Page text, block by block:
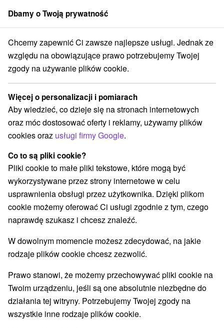
członek grupySorger
dzieci Východné Slovensko Prešovský kraj Tatranská Lomnica
Atrakcje dla dzieci Tatranská
Lomnica a v okolí
Kategorie
Wszystkie kategorie
Atrakcje z adrenaliną
Atrakcje turystyczne(1)
Ogrody botaniczne(1) Tarcze(1)
Atrakcje dla dzieci(2)
Ośrodki i miasteczka dziecięce(1)
Ośrodek narciarski(1) Túry a turistické chodníky (6)
Dbamy o Twoją prywatność
Chcemy zapewnić Ci zawsze najlepsze usługi. Jednak ze
względu na obowiązujące prawo potrzebujemy Twojej
zgody na używanie plików cookie.
Więcej o personalizacji i pomiarach
Aby wiedzieć, co dzieje się na stronach internetowych
oraz móc dostosować oferty i reklamy, używamy plików
cookies oraz usługi firmy Google.
Co to są pliki cookie?
Pliki cookie to małe pliki tekstowe, które mogą być
wykorzystywane przez strony internetowe w celu
usprawnienia obsługi przez użytkownika. Dzięki plikom
cookie możemy oferować Ci usługi zgodnie z tym, czego
naprawdę szukasz i chcesz znaleźć.
W dowolnym momencie możesz zdecydować, na jakie
rodzaje plików cookie chcesz zezwolić.
Prawo stanowi, że możemy przechowywać pliki cookie na
Twoim urządzeniu, jeśli są one absolutnie niezbędne do
działania tej witryny. Potrzebujemy Twojej zgody na
wszystkie inne rodzaje plików cookie.